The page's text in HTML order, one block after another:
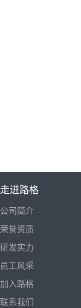
走进路格
公司简介
荣誉资质
研发实力
员工风采
加入路格
联系我们